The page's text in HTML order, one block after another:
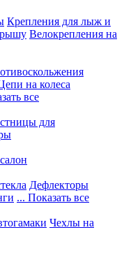
Крепления для лыж и
Велокрепления на
на колеса
все
для
Дефлекторы
... Показать все
Чехлы на